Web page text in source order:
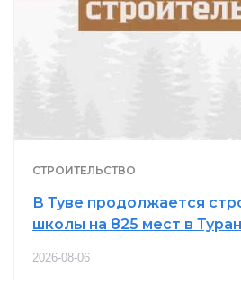
СТРОИТЕЛЬСТВО
В Туве продолжается
школы на 825 мест в
2026-08-06